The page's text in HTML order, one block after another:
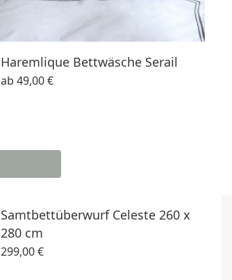
Haremlique Bettwäsche Serail
ab 49,00 €
Samtbettüberwurf Celeste 260 x
280 cm
299,00 €